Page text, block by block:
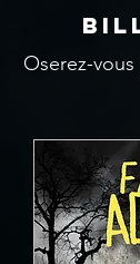
Oserez-